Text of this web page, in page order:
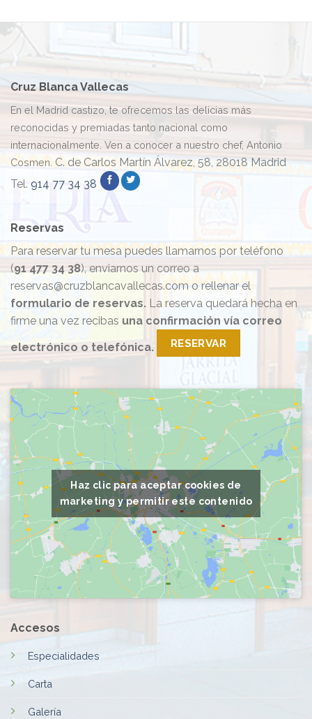
Cruz Blanca Vallecas
En el Madrid castizo, te ofrecemos las delicias más
reconocidas y premiadas tanto nacional como
internacionalmente. Ven a conocer a nuestro chef, Antonio
Cosmen. C. de Carlos Martín Álvarez, 58, 28018 Madrid
Tel. 914 77 34 38
Haz clic para aceptar cookies de
marketing y permitir este contenido
Accesos
Especialidades
Carta
Galería
Reservas
Para reservar tu mesa puedes llamarnos por teléfono
(91 477 34 38), enviarnos un correo a
reservas@cruzblancavallecas.com o rellenar el
formulario de reservas. La reserva quedará hecha en
firme una vez recibas una confirmación vía correo
electrónico o telefónica. RESERVAR